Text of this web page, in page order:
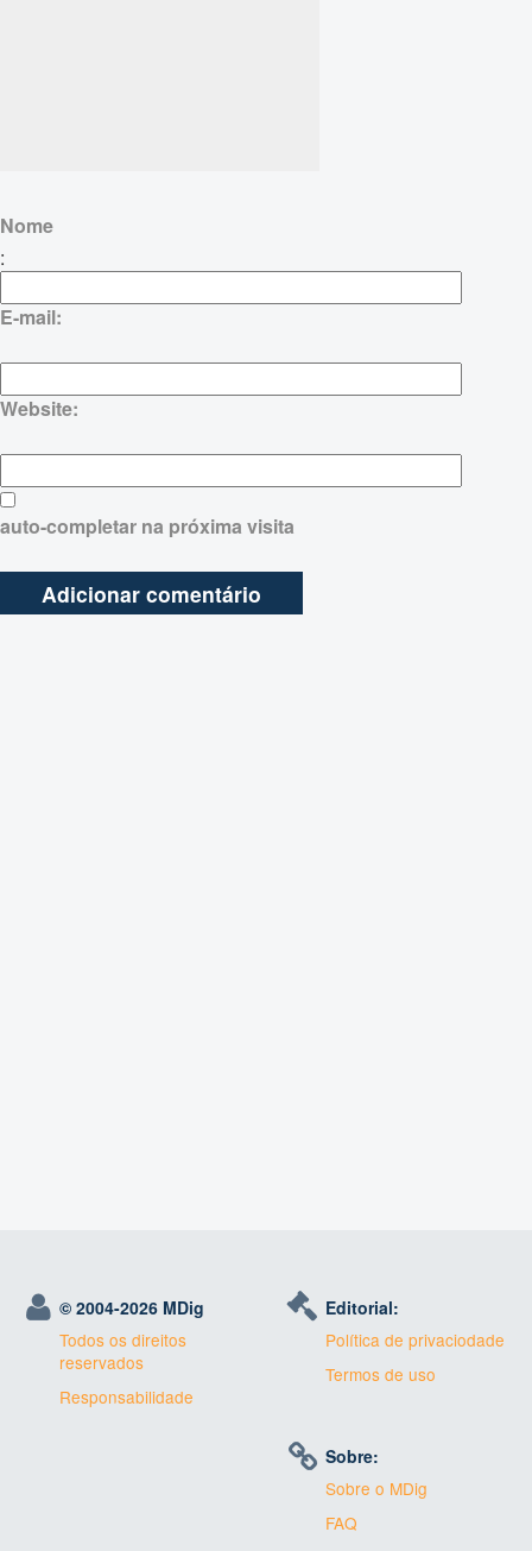
Nome
:
E-mail:
Website:
auto-completar na próxima visita
© 2004-2026 MDig
Todos os direitos
reservados
Responsabilidade
Editorial:
Política de privaciodade
Termos de uso
Sobre:
Sobre o MDig
FAQ